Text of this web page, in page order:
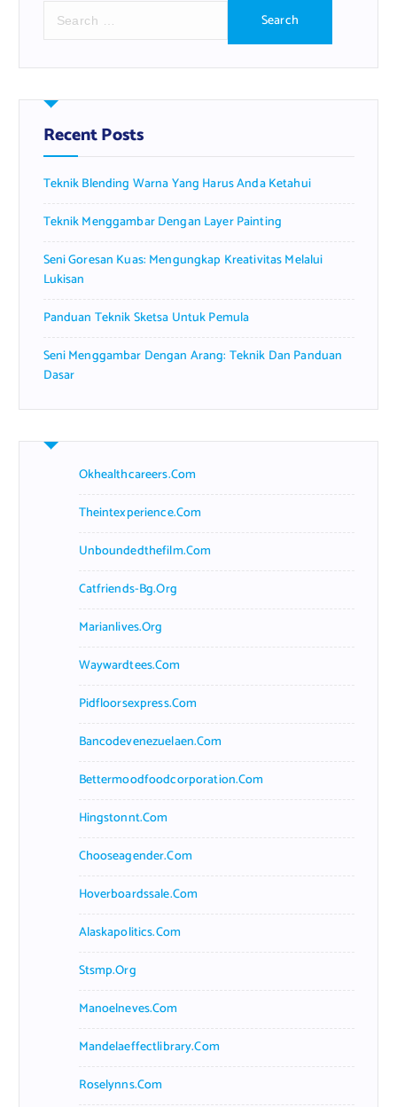
r
h
f
o
:
Recent Posts
Teknik Blending Warna Yang Harus Anda Ketahui
Teknik Menggambar Dengan Layer Painting
Seni Goresan Kuas: Mengungkap Kreativitas Melalui
Lukisan
Panduan Teknik Sketsa Untuk Pemula
Seni Menggambar Dengan Arang: Teknik Dan Panduan
Dasar
Okhealthcareers.com
Theintexperience.com
Unboundedthefilm.com
Catfriends-Bg.org
Marianlives.org
Waywardtees.com
Pidfloorsexpress.com
Bancodevenezuelaen.com
Bettermoodfoodcorporation.com
Hingstonnt.com
Chooseagender.com
Hoverboardssale.com
Alaskapolitics.com
Stsmp.org
Manoelneves.com
Mandelaeffectlibrary.com
Roselynns.com